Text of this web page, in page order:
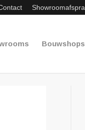
Bouwshops